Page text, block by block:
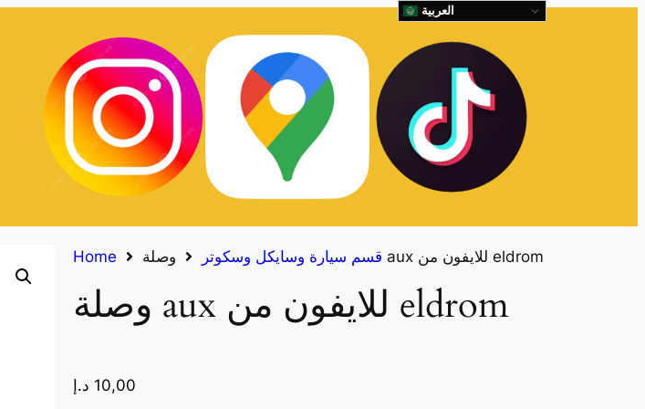
Home قسم سيارة وسايكل وسكوتر وصلة aux للايفون من eldrom
وصلة aux للايفون من eldrom
10,00 د.إ
العربية